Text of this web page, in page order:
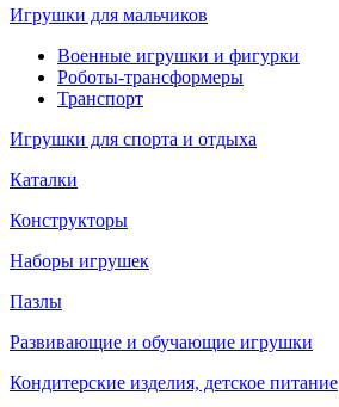
Игрушки для мальчиков
Военные игрушки и фигурки
Роботы-трансформеры
Транспорт
Игрушки для спорта и отдыха
Каталки
Конструкторы
Наборы игрушек
Пазлы
Развивающие и обучающие игрушки
Кондитерские изделия, детское питание